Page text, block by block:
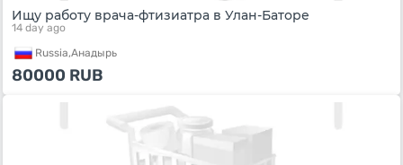
Ищу работу врача-фтизиатра в Улан-Баторе
14 day ago
Russia,Анадырь
80000 RUB